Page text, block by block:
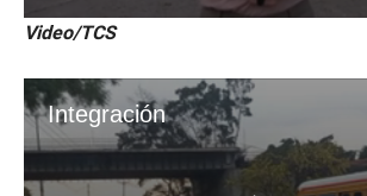
Video/TCS